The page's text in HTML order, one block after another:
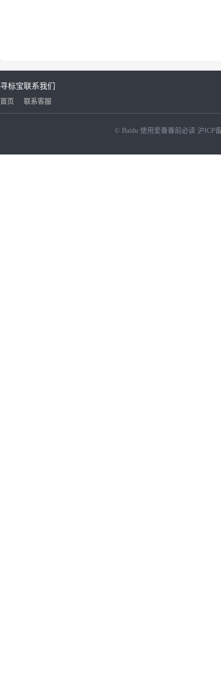
寻标宝
首页
联系我们
联系客服
© Baidu 使用爱番番前必读 沪ICP